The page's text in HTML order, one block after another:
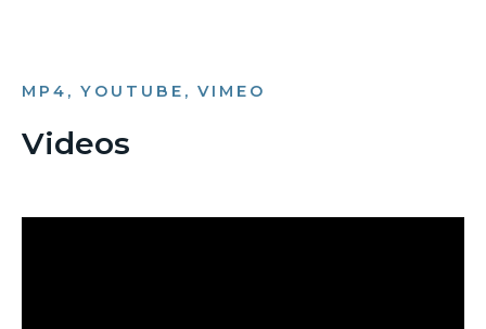
MP4, YOUTUBE, VIMEO
Videos